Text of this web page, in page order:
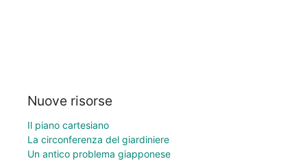
Nuove risorse
Il piano cartesiano
La circonferenza del giardiniere
Un antico problema giapponese